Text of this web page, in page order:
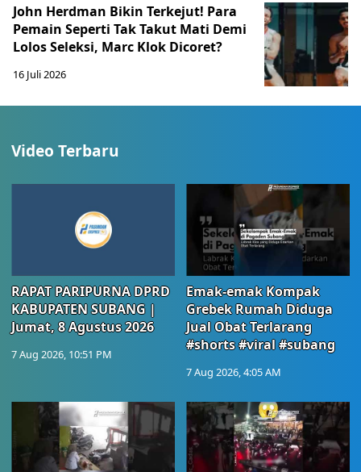
John Herdman Bikin Terkejut! Para
Pemain Seperti Tak Takut Mati Demi
Lolos Seleksi, Marc Klok Dicoret?
16 Juli 2026
Video Terbaru
RAPAT PARIPURNA DPRD
KABUPATEN SUBANG |
Jumat, 8 Agustus 2026
7 Aug 2026, 10:51 PM
Emak-emak Kompak
Grebek Rumah Diduga
Jual Obat Terlarang
#shorts #viral #subang
7 Aug 2026, 4:05 AM